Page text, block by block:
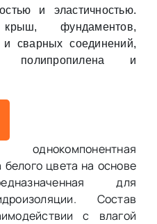
и эластичностью.
фундаментов,
сварных соединений,
полипропилена и
цвета на основе
для
Состав
с влагой